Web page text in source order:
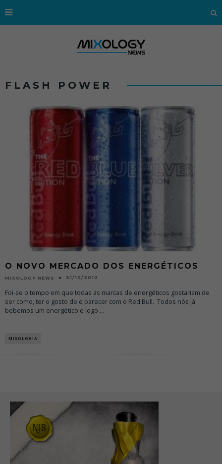
FLASH POWER
O NOVO MERCADO DOS ENERGÉTICOS
MIXOLOGY NEWS 31/10/2012
Foi-se o tempo em que todas as marcas de energéticos gostariam de
ser como, ter o gosto de e parecer com o Red Bull. Todos nós já
bebemos um energético e logo ...
MIXOLOGIA